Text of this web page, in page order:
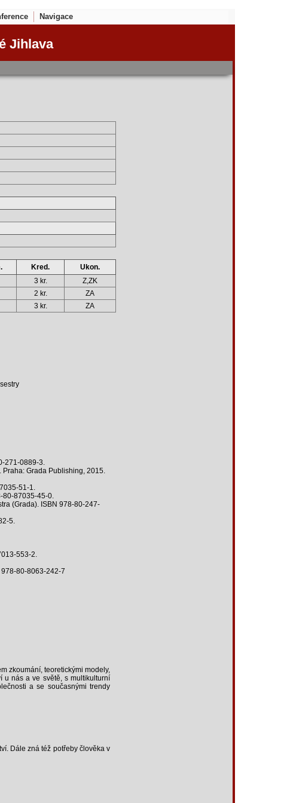
Navigace
Jihlava
Kred.
Ukon.
3 kr.
Z,ZK
2 kr.
ZA
3 kr. ZA
271-0889-3.
Praha: Grada Publishing, 2015.
51-1.
80-87035-45-0.
(Grada). ISBN 978-80-247-
5.
553-2.
978-80-8063-242-7
zkoumání, teoretickými modely,
u nás a ve světě, s multikulturní
a se současnými trendy
Dále zná též potřeby člověka v